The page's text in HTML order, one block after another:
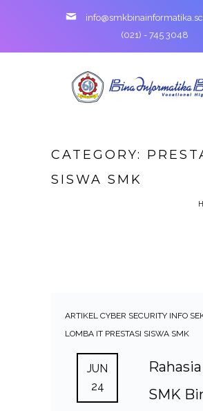
(021) - 745 3048
CATEGORY:
SISWA SMK
ARTIKEL CYBER SECURITY INFO
LOMBA IT PRESTASI SISWA SMK
JUN
24
SMK